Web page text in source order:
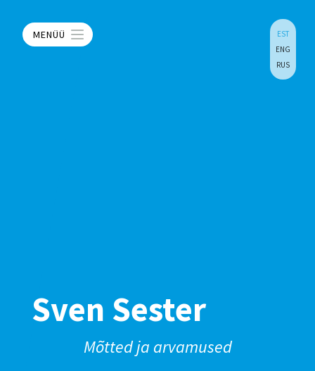
MENÜÜ
EST
ENG
RUS
Sven Sester
Mõtted ja arvamused